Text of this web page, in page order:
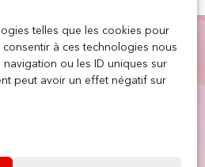
telles que les cookies pour
à ces technologies nous
ou les ID uniques sur
peut avoir un effet négatif sur